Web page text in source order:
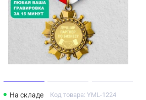
На складе Код товара: YML-1224